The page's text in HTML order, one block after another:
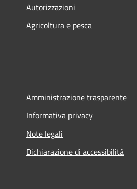
Autorizzazioni
Agricoltura e pesca
Amministrazione trasparente
Informativa privacy
Note legali
Dichiarazione di accessibilità